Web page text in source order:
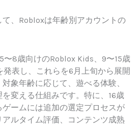
、Robloxは年齢別アカウントの
〜8歳向けのRoblox Kids、9〜15歳
発表し、これらを6月上旬から展開
象年齢に応じて、遊べる体験、
変える仕組みです。特に、16歳
ームには追加の選定プロセスが
ルタイム評価、コンテンツ成熟